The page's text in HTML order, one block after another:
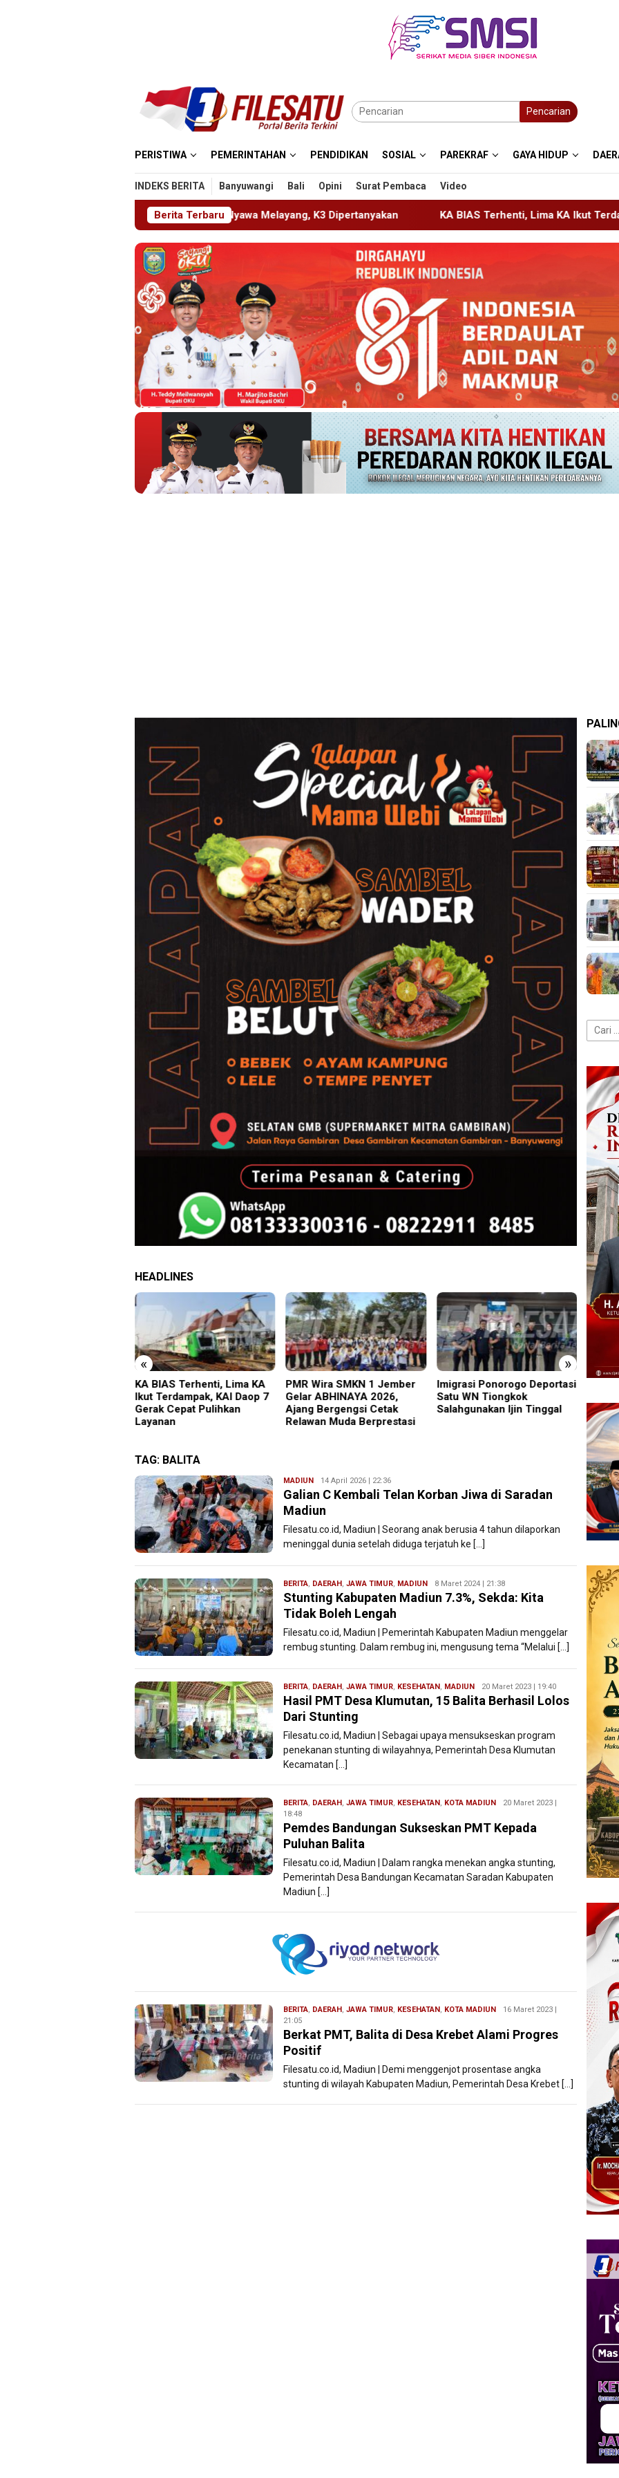
Pencarian
PERISTIWA PEMERINTAHAN PENDIDIKAN SOSIAL PAREKRAF GAYA HIDUP
INDEKS BERITA Banyuwangi Bali Opini Surat Pembaca Video
Berita Terbaru
5 Madiun: Satu Nyawa Melayang, K3 Dipertanyakan KA BIAS Terhenti, Lima KA Ikut Terdampak, KAI Daop 7 Gerak
HEADLINES
« »
PMR Wira SMKN 1 Jember
Gelar ABHINAYA 2026,
Ajang Bergengsi Cetak
Relawan Muda Berprestasi
Imigrasi Ponorogo Deportasi
Satu WN Tiongkok
Salahgunakan Ijin Tinggal
19 Siswa Sakit Bersamaan,
Wartawan Sempat Terhalang
Masuk ke Ruang UGD
TAG: BALITA
MADIUN Filesatu
14 April 2026 | 22:36
Galian C Kembali Telan Korban Jiwa di Saradan
Madiun
Filesatu.co.id, Madiun | Seorang anak berusia 4 tahun dilaporkan
meninggal dunia setelah diduga terjatuh ke […]
BERITA, DAERAH, JAWA TIMUR, MADIUN Filesatu
8 Maret 2024 | 21:38
Stunting Kabupaten Madiun 7.3%, Sekda: Kita
Tidak Boleh Lengah
Filesatu.co.id, Madiun | Pemerintah Kabupaten Madiun menggelar
rembug stunting. Dalam rembug ini, mengusung tema “Melalui […]
BERITA, DAERAH, JAWA TIMUR, KESEHATAN, MADIUN Redaksi
Filesatu
20 Maret 2023 | 19:40
Hasil PMT Desa Klumutan, 15 Balita Berhasil Lolos
Dari Stunting
Filesatu.co.id, Madiun | Sebagai upaya mensukseskan program
penekanan stunting di wilayahnya, Pemerintah Desa Klumutan
Kecamatan […]
BERITA, DAERAH, JAWA TIMUR, KESEHATAN, KOTA MADIUN Redaksi
20 Maret 2023 |
18:48
Pemdes Bandungan Sukseskan PMT Kepada
Puluhan Balita
Filesatu.co.id, Madiun | Dalam rangka menekan angka stunting,
Pemerintah Desa Bandungan Kecamatan Saradan Kabupaten
Madiun […]
BERITA, DAERAH, JAWA TIMUR, KESEHATAN, KOTA MADIUN Redaksi
16 Maret 2023 |
21:05
Berkat PMT, Balita di Desa Krebet Alami Progres
Positif
Filesatu.co.id, Madiun | Demi menggenjot prosentase angka
stunting di wilayah Kabupaten Madiun, Pemerintah Desa Krebet […]
Cari
untuk: